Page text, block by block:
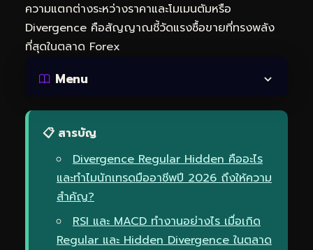
ความแตกต่างระหว่างราคาและโมเมนตัมหรือ
Divergence คือสัญญาณชี้วัดแรงซื้อขายที่ทรงพลัง
ที่สุดในตลาด Forex
Menu
📋 สารบัญ
Divergence Regular Hidden คืออะไร
และทำไมนักเทรดมืออาชีพปี 2026 ถึงให้ความ
สำคัญ?
RSI และ MACD ทำงานอย่างไร เมื่อเกิด
Regular และ Hidden Divergence ในตลาด